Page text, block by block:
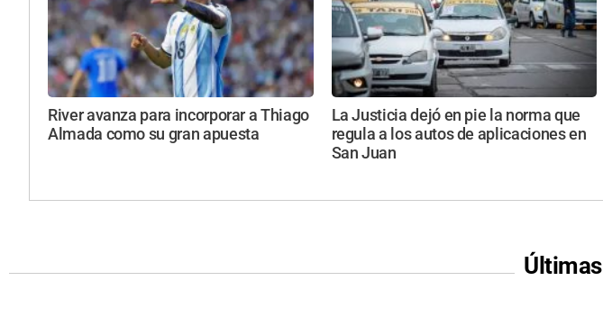
River avanza para incorporar a Thiago
Almada como su gran apuesta
La Justicia dejó en pie la norma que
regula a los autos de aplicaciones en
San Juan
Últimas